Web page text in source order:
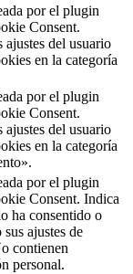
por el plugin
Consent.
ajustes del usuario
en la categoría
por el plugin
Consent.
ajustes del usuario
en la categoría
por el plugin
Consent. Indica
ha consentido o
sus ajustes de
contienen
personal.